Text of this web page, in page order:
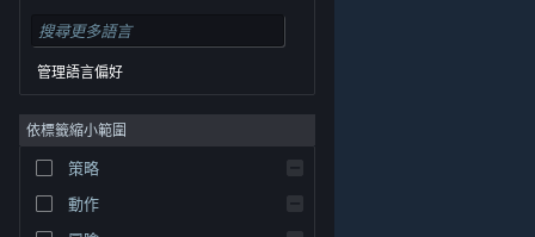
權人在美國與其它國家（地區）之財產。
Cookie
管理語言偏好
依標籤縮小範圍
策略
動作